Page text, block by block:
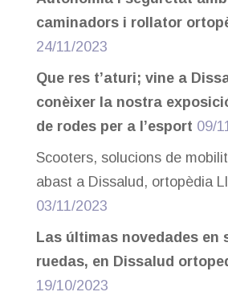
caminadors i rollator
24/11/2023
Que res t’aturi; vine a
conèixer la nostra
de rodes per a l’esport 09/
Scooters, solucions de
abast a Dissalud, ortopèdia
03/11/2023
Las últimas novedades en
ruedas, en Dissalud
19/10/2023